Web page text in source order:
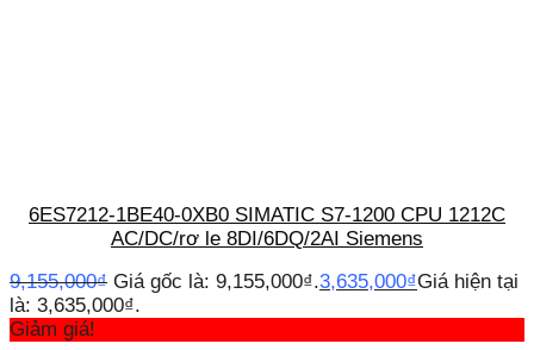
6ES7212-1BE40-0XB0 SIMATIC S7-1200 CPU 1212C
AC/DC/rơ le 8DI/6DQ/2AI Siemens
9,155,000₫ Giá gốc là: 9,155,000₫.3,635,000₫Giá hiện tại
là: 3,635,000₫.
Giảm giá!